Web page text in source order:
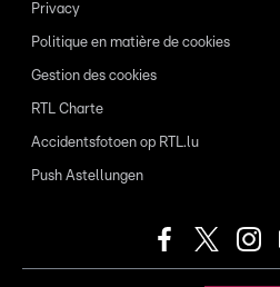
Privacy
Politique en matière de cookies
Gestion des cookies
RTL Charte
Accidentsfotoen op RTL.lu
Push Astellungen